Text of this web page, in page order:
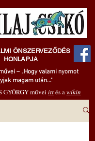
ÖNSZERVEZŐDÉS
HONLAPJA
– „Hogy valami nyomot
magam után..."
GYÖRGY művei ittés awikin